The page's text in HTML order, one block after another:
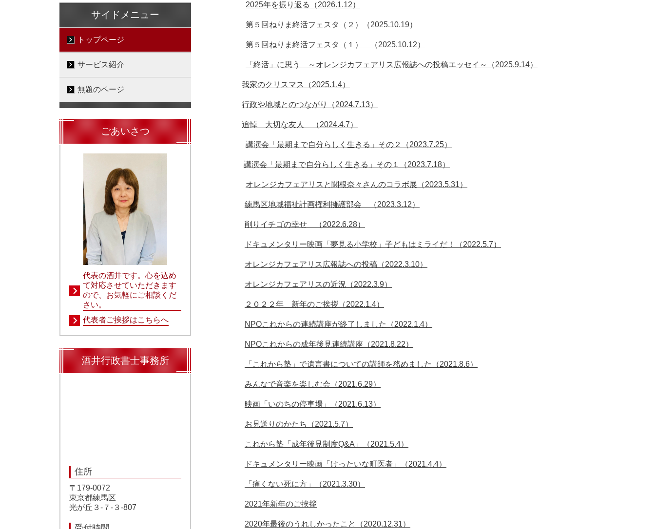
2025年を振り返る（2026.1.12）
第５回ねりま終活フェスタ（２）（2025.10.19）
第５回ねりま終活フェスタ（１） （2025.10.12）
「終活」に思う ～オレンジカフェアリス広報誌への投稿エッセイ～（2025.9.14）
我家のクリスマス（2025.1.4）
行政や地域とのつながり（2024.7.13）
追悼 大切な友人 （2024.4.7）
講演会「最期まで自分らしく生きる」その２（2023.7.25）
講演会「最期まで自分らしく生きる」その１（2023.7.18）
オレンジカフェアリスと関根奈々さんのコラボ展（2023.5.31）
練馬区地域福祉計画権利擁護部会 （2023.3.12）
削りイチゴの幸せ （2022.6.28）
ドキュメンタリー映画「夢見る小学校」子どもはミライだ！（2022.5.7）
オレンジカフェアリス広報誌への投稿（2022.3.10）
オレンジカフェアリスの近況（2022.3.9）
２０２２年 新年のご挨拶（2022.1.4）
NPOこれからの連続講座が終了しました（2022.1.4）
NPOこれからの成年後見連続講座（2021.8.22）
「これから塾」で遺言書についての講師を務めました（2021.8.6）
みんなで音楽を楽しむ会（2021.6.29）
映画「いのちの停車場」（2021.6.13）
お見送りのかたち（2021.5.7）
これから塾「成年後見制度Q&A」（2021.5.4）
ドキュメンタリー映画「けったいな町医者」（2021.4.4）
「痛くない死に方」（2021.3.30）
2021年新年のご挨拶
2020年最後のうれしかったこと（2020.12.31）
サイドメニュー
トップページ
サービス紹介
無題のページ
ごあいさつ
代表の酒井です。心を込め
て対応させていただきます
ので、お気軽にご相談くだ
さい。
代表者ご挨拶はこちらへ
酒井行政書士事務所
住所
〒179-0072
東京都練馬区
光が丘３-７-３-807